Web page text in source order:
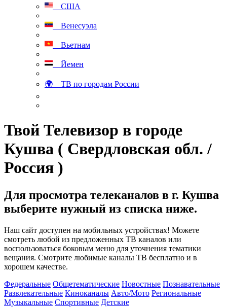
США
Венесуэла
Вьетнам
Йемен
🌍 ТВ по городам России
Твой Телевизор в городе
Кушва ( Свердловская обл. /
Россия )
Для просмотра телеканалов в г. Кушва
выберите нужный из списка ниже.
Наш сайт доступен на мобильных устройствах! Можете
смотреть любой из предложенных ТВ каналов или
воспользоваться боковым меню для уточнения тематики
вещания. Смотрите любимые каналы ТВ бесплатно и в
хорошем качестве.
Федеральные Общетематические Новостные Познавательные
Развлекательные Киноканалы Авто/Мото Региональные
Музыкальные Спортивные Детские